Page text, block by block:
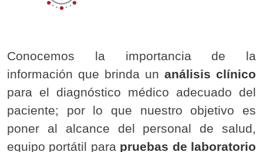
Conocemos la importancia de la
información que brinda un análisis clínico
para el diagnóstico médico adecuado del
paciente; por lo que nuestro objetivo es
poner al alcance del personal de salud,
equipo portátil para pruebas de laboratorio